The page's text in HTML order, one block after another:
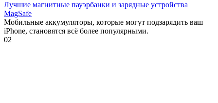
Лучшие магнитные пауэрбанки и зарядные устройства
MagSafe
Мобильные аккумуляторы, которые могут подзарядить ваш
iPhone, становятся всё более популярными.
02